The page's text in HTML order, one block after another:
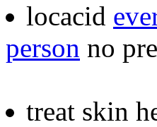
locacid
person no
treat skin